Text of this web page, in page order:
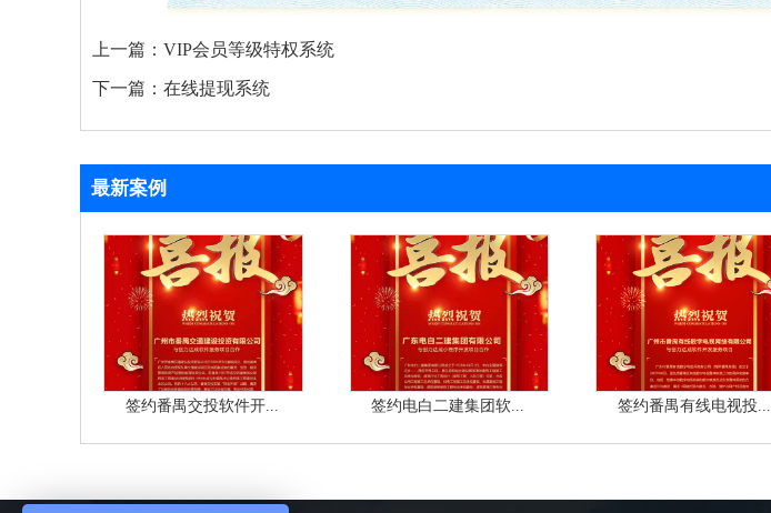
上一篇： VIP会员等级特权系统
下一篇： 在线提现系统
最新案例
签约番禺交投软件开... 签约电白二建集团软... 签约番禺有线电视投...